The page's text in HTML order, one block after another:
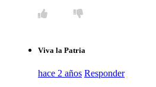
Viva la Patria
hace 2 años Responder